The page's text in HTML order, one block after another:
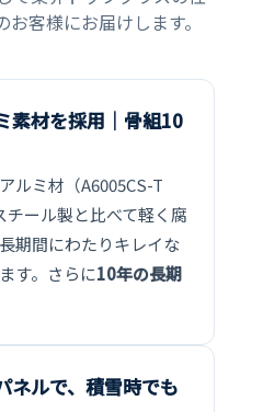
客様にお届けします。
素材を採用｜骨組10
ルミ材（A6005CS-T
チール製と比べて軽く腐
期間にわたりキレイな
す。さらに10年の長期
ネルで、積雪時でも